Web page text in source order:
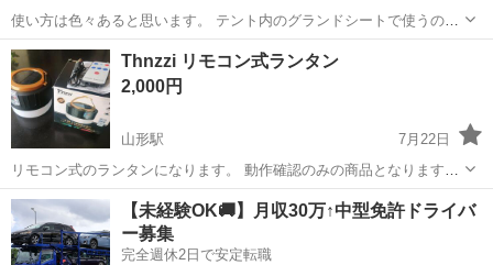
使い方は色々あると思います。 テント内のグランドシートで使うのが
最適と思います。 商品は新品未使用となります。 機能: * 用途が広く
耐久性があります:品質と耐久性のための210dオックスフォード生地構
造で作...
山形 山形市 テント
Thnzzi リモコン式ランタン
2,000円
山形駅
7月22日
リモコン式のランタンになります。 動作確認のみの商品となります。
お要りの方如何でしょうか？ 製品特徴：2400mAhの大容量、IPX5防
水機能、リモコン操作、連続点灯5-12時間、４つの照明モード、SOS
モード搭載、電源...
山形 山形市 山形駅 その他 USB
【未経験OK🚚】月収30万↑中型免許ドライバ
ー募集
完全週休2日で安定転職